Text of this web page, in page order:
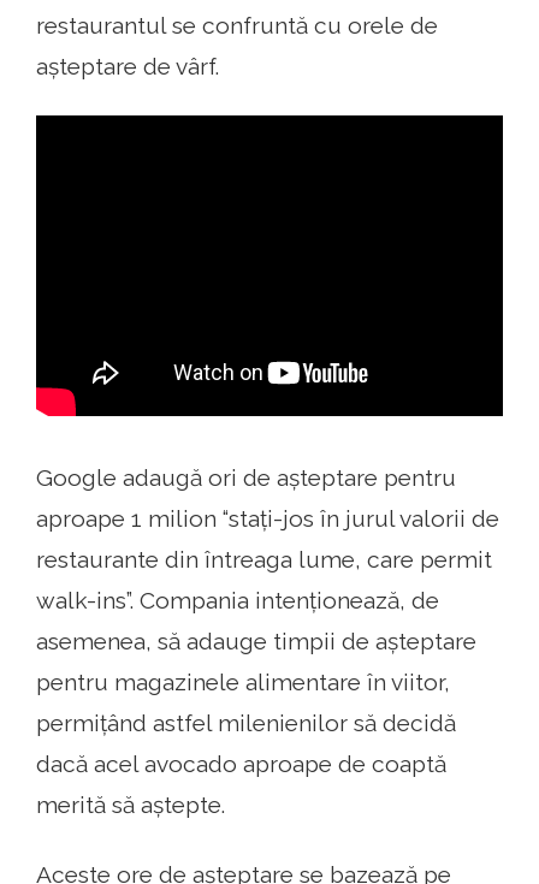
restaurantul se confruntă cu orele de
așteptare de vârf.
Google adaugă ori de așteptare pentru
aproape 1 milion “stați-jos în jurul valorii de
restaurante din întreaga lume, care permit
walk-ins”. Compania intenționează, de
asemenea, să adauge timpii de așteptare
pentru magazinele alimentare în viitor,
permițând astfel milenienilor să decidă
dacă acel avocado aproape de coaptă
merită să aștepte.
Aceste ore de așteptare se bazează pe